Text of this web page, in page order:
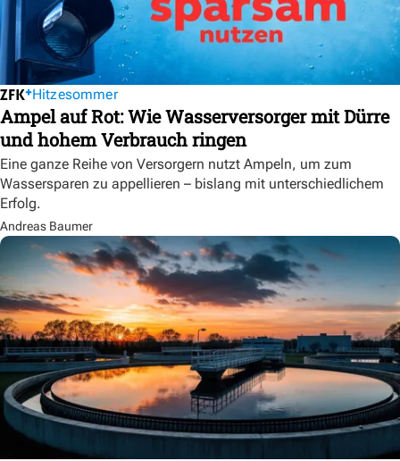
Hitzesommer
Ampel auf Rot: Wie Wasserversorger mit Dürre
und hohem Verbrauch ringen
Eine ganze Reihe von Versorgern nutzt Ampeln, um zum
Wassersparen zu appellieren – bislang mit unterschiedlichem
Erfolg.
Andreas Baumer